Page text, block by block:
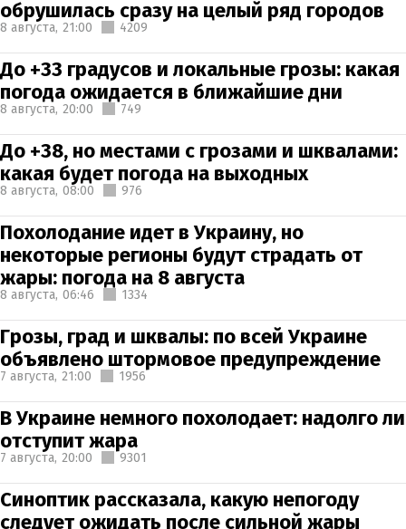
обрушилась сразу на целый ряд городов
8 августа, 21:00 4209
До +33 градусов и локальные грозы: какая
погода ожидается в ближайшие дни
8 августа, 20:00 749
До +38, но местами с грозами и шквалами:
какая будет погода на выходных
8 августа, 08:00 976
Похолодание идет в Украину, но
некоторые регионы будут страдать от
жары: погода на 8 августа
8 августа, 06:46 1334
Грозы, град и шквалы: по всей Украине
объявлено штормовое предупреждение
7 августа, 21:00 1956
В Украине немного похолодает: надолго ли
отступит жара
7 августа, 20:00 9301
Синоптик рассказала, какую непогоду
следует ожидать после сильной жары